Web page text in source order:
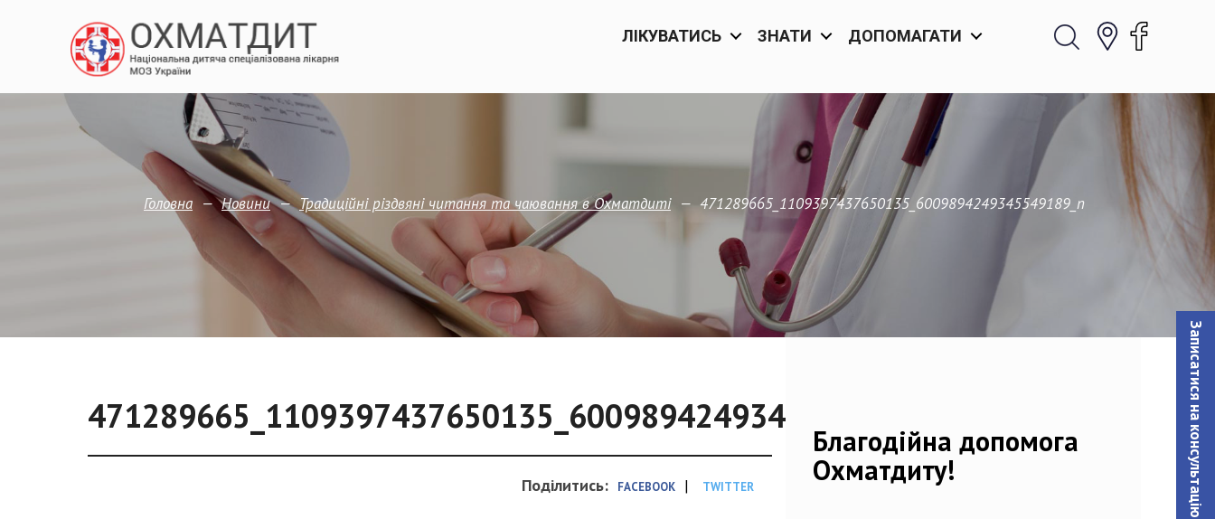
Записатися на консультацiю
ЛІКУВАТИСЬ ЗНАТИ ДОПОМАГАТИ
Головна — Новини — Традиційні різдвяні читання та чаювання в Охматдиті — 471289665_1109397437650135_6009894249345549189_n
471289665_1109397437650135_6009894249345549189_n
Поділитись: FACEBOOK | TWITTER
Благодійна допомога
Охматдиту!